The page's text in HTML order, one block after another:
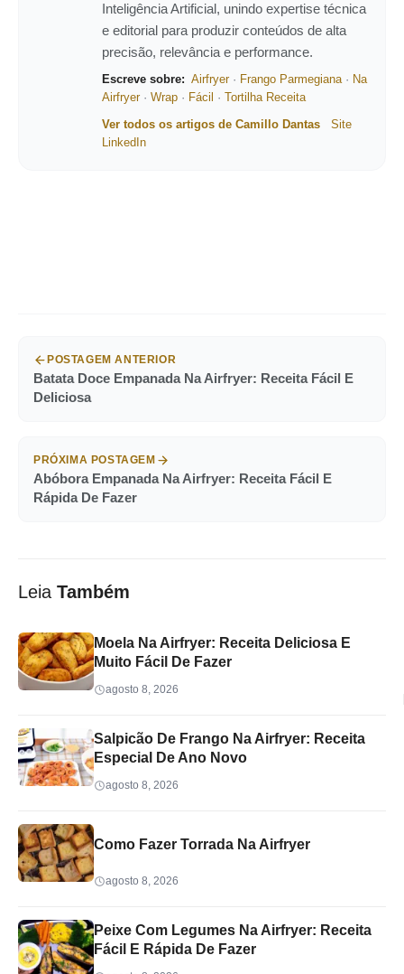
Inteligência Artificial, unindo expertise técnica
e editorial para produzir conteúdos de alta
precisão, relevância e performance.
Escreve sobre: Airfryer· Frango Parmegiana· Na
Airfryer· Wrap · Fácil · Tortilha Receita
Ver todos os artigos de Camillo Dantas
Site
LinkedIn
POSTAGEM ANTERIOR
Batata Doce Empanada Na Airfryer: Receita Fácil E
Deliciosa
PRÓXIMA POSTAGEM
Abóbora Empanada Na Airfryer: Receita Fácil E
Rápida De Fazer
Leia Também
Moela Na Airfryer: Receita Deliciosa E
Muito Fácil De Fazer
agosto 8, 2026
Salpicão De Frango Na Airfryer: Receita
Especial De Ano Novo
agosto 8, 2026
Como Fazer Torrada Na Airfryer
agosto 8, 2026
Peixe Com Legumes Na Airfryer: Receita
Fácil E Rápida De Fazer